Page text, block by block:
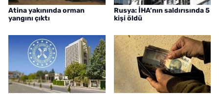
Atina yakınında orman
yangını çıktı
Rusya: İHA’nın saldırısında 5
kişi öldü